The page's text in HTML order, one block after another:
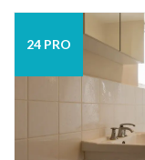
24 PRO